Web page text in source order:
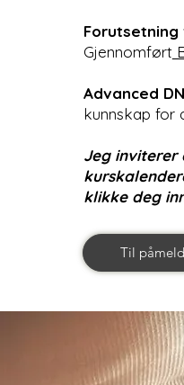
Gjennomført
Advanced
kunnskap for
Jeg
klikke deg
Til